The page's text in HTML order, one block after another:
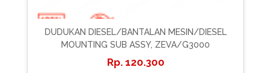
DUDUKAN DIESEL/BANTALAN MESIN/DIESEL
MOUNTING SUB ASSY, ZEVA/G3000
120.300